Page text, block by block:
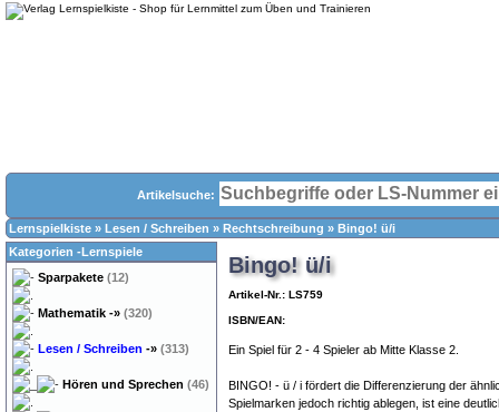
Artikelsuche:
Lernspielkiste » Lesen / Schreiben » Rechtschreibung » Bingo! ü/i
Bingo! ü/i
Artikel-Nr.: LS759
ISBN/EAN:
Ein Spiel für 2 - 4 Spieler ab Mitte Klasse 2.
BINGO! - ü / i fördert die Differenzierung der
Spielmarken jedoch richtig ablegen, ist eine
Kategorien -Lernspiele
Sparpakete (12)
Mathematik -» (320)
Lesen / Schreiben -» (313)
Hören und Sprechen (46)